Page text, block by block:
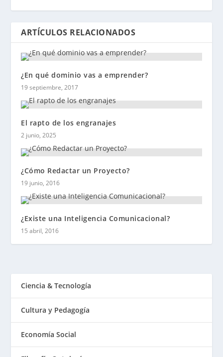
ARTÍCULOS RELACIONADOS
¿En qué dominio vas a emprender?
19 septiembre, 2017
El rapto de los engranajes
2 junio, 2025
¿Cómo Redactar un Proyecto?
19 junio, 2016
¿Existe una Inteligencia Comunicacional?
15 abril, 2016
Ciencia & Tecnología
Cultura y Pedagogía
Economía Social